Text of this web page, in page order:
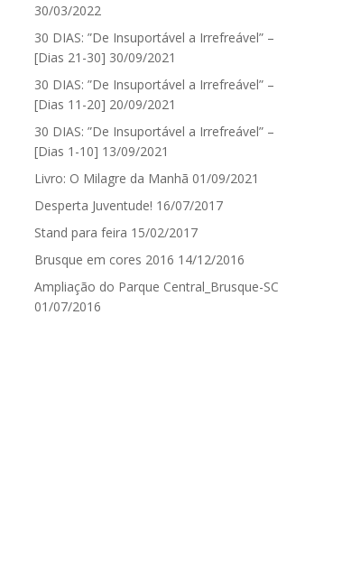
30/03/2022
30 DIAS: ”De Insuportável a Irrefreável” –
[Dias 21-30] 30/09/2021
30 DIAS: ”De Insuportável a Irrefreável” –
[Dias 11-20] 20/09/2021
30 DIAS: ”De Insuportável a Irrefreável” –
[Dias 1-10] 13/09/2021
Livro: O Milagre da Manhã 01/09/2021
Desperta Juventude! 16/07/2017
Stand para feira 15/02/2017
Brusque em cores 2016 14/12/2016
Ampliação do Parque Central_Brusque-SC
01/07/2016